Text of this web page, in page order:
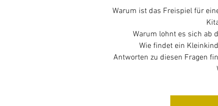
Warum ist das Freispiel für
Warum lohnt es sich ab
Wie findet ein
Antworten zu diesen Fragen